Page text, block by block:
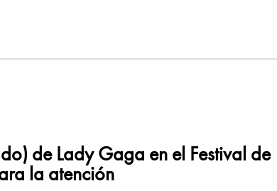
de Lady Gaga en el Festival de
la atención